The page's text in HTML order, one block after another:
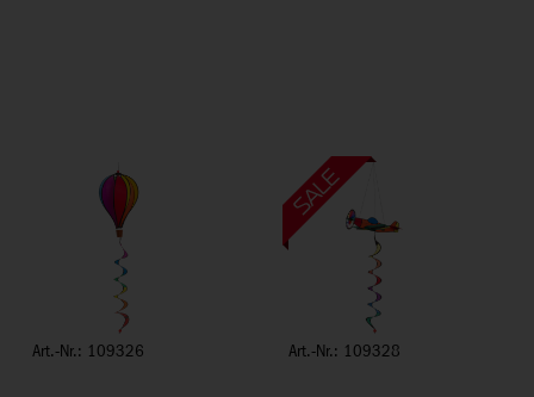
Art.-Nr.: 109326 Art.-Nr.: 109328